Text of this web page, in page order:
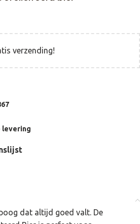
verzending!
levering
dat altijd goed valt. De